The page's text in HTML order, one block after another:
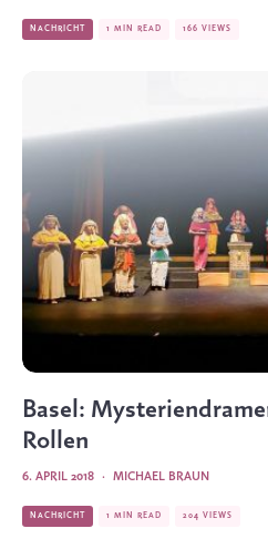
NACHRICHT 1 MIN READ 166 VIEWS
Basel:
Rollen
MICHAEL BRAUN
·
6. APRIL 2018
NACHRICHT 1 MIN READ 204 VIEWS